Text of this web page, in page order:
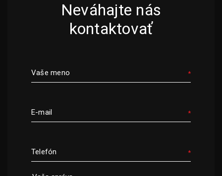
Neváhajte nás
kontaktovať
Vaše meno
E-mail
Telefón